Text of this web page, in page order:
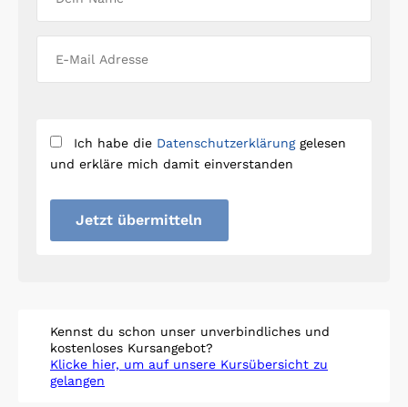
Ich habe die Datenschutzerklärunggelesen
und erkläre mich damit einverstanden
Jetzt übermitteln
Kennst du schon unser unverbindliches und
kostenloses Kursangebot?
Klicke hier, um auf unsere Kursübersicht zu
gelangen